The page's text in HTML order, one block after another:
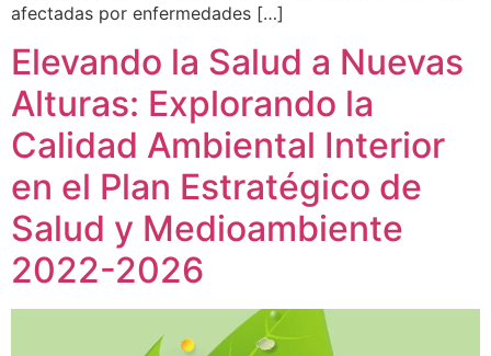
afectadas por enfermedades […]
Elevando la Salud a Nuevas
Alturas: Explorando la
Calidad Ambiental Interior
en el Plan Estratégico de
Salud y Medioambiente
2022-2026